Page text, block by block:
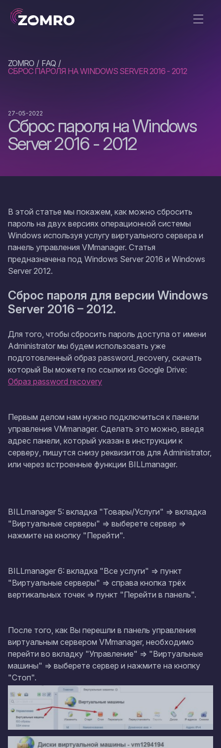
ZOMRO
FAQ
СБРОС ПАРОЛЯ НА WINDOWS SERVER 2016 - 2012
Сброс пароля на Windows
Server 2016 - 2012
27-05-2022
В этой статье мы покажем, как можно сбросить
пароль на двух версиях операционной системы
Windows используя услугу виртуального сервера и
панель управления VMmanager. Статья
предназначена под Windows Server 2016 и Windows
Server 2012.
Сброс пароля для версии Windows
Server 2016 – 2012.
Для того, чтобы сбросить пароль доступа от имени
Administrator мы будем использовать уже
подготовленный образ password_recovery, скачать
который Вы можете по ссылки из Google Drive:
Образ password recovery
Первым делом нам нужно подключиться к панели
управления VMmanager. Сделать это можно, введя
адрес панели, который указан в инструкции к
серверу, пишутся снизу реквизитов для Administrator,
или через встроенные функции BILLmanager.
BILLmanager 5: вкладка "Товары/Услуги" => вкладка
"Виртуальные серверы" => выберете сервер =>
нажмите на кнопку "Перейти".
BILLmanager 6: вкладка "Все услуги" => пункт
"Виртуальные серверы" => справа кнопка трёх
вертикальных точек => пункт "Перейти в панель".
После того, как Вы перешли в панель управления
виртуальным сервером VMmanager, необходимо
перейти во вкладку "Управление" => "Виртуальные
машины" => выберете сервер и нажмите на кнопку
"Стоп".